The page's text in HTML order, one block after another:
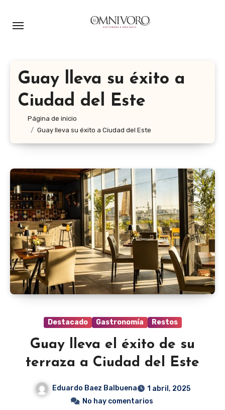
Guay lleva su éxito a
Ciudad del Este
Página de inicio
Guay lleva su éxito a Ciudad del Este
Destacado Gastronomía Restos
Guay lleva el éxito de su
terraza a Ciudad del Este
Eduardo Baez Balbuena
1 abril, 2025
No hay comentarios